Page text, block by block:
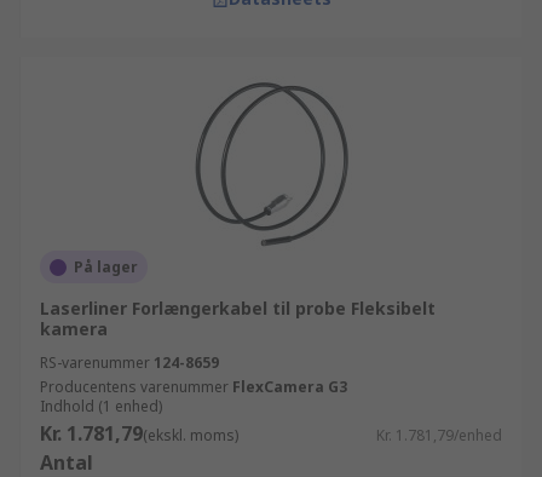
På lager
Laserliner Forlængerkabel til probe Fleksibelt
kamera
RS-varenummer 124-8659
Producentens varenummer FlexCamera G3
Indhold (1 enhed)
Kr. 1.781,79(ekskl. moms) Kr. 1.781,79/enhed
Antal